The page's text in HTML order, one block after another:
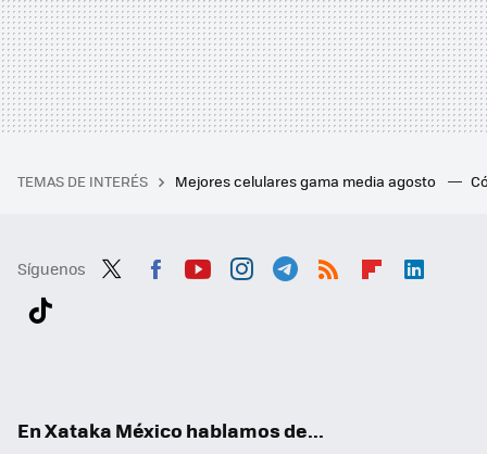
TEMAS DE INTERÉS Mejores celulares gama media agosto
Síguenos
En Xataka México hablamos de...